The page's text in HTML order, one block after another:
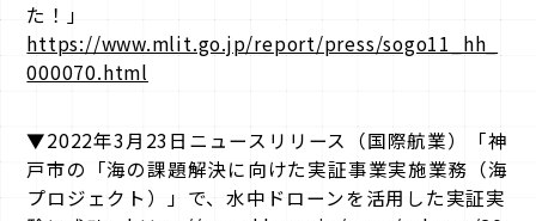
た！」
https://www.mlit.go.jp/report/press/sogo11_hh_
000070.html
▼2022年3月23日ニュースリリース（国際航業）「神
戸市の「海の課題解決に向けた実証事業実施業務（海
プロジェクト）」で、水中ドローンを活用した実証実